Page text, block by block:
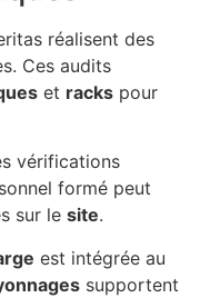
réalisent des
Ces audits
et racks pour
vérifications
formé peut
sur le site.
est intégrée au
supportent